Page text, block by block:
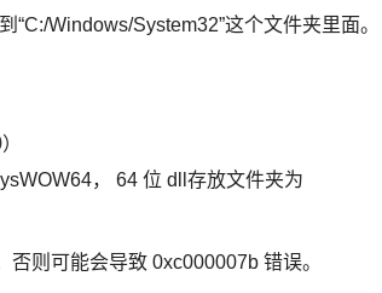
Windows/System32”这个文件夹里面。
， 64 位 dll存放文件夹为
则可能会导致 0xc000007b 错误。